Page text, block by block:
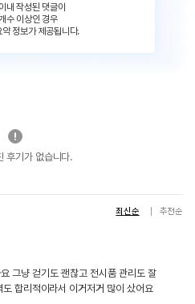
내 작성된 댓글이
수 이상인 경우
정보가 제공됩니다.
후기가 없습니다.
최신순 추천순
그냥 걷기도 괜찮고 전시품 관리도 잘
합리적이라서 이거저거 많이 샀어요